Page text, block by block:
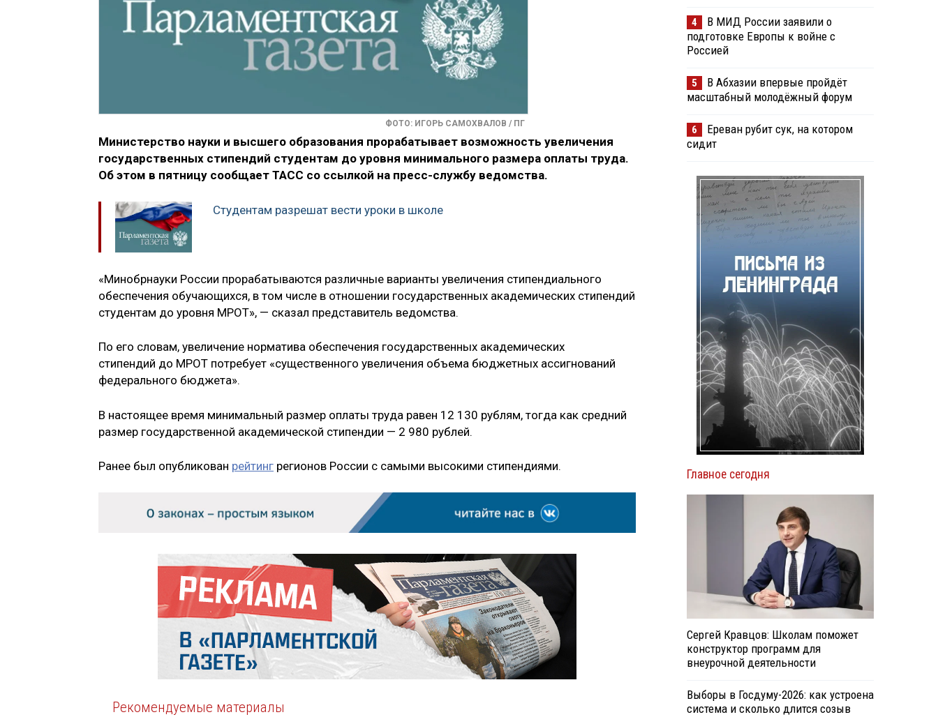
ФОТО: ИГОРЬ САМОХВАЛОВ / ПГ
Министерство науки и высшего образования прорабатывает возможность увеличения
государственных стипендий студентам до уровня минимального размера оплаты труда.
Об этом в пятницу сообщает ТАСС со ссылкой на пресс-службу ведомства.
Студентам разрешат вести уроки в школе
«Минобрнауки России прорабатываются различные варианты увеличения стипендиального
обеспечения обучающихся, в том числе в отношении государственных академических стипендий
студентам до уровня МРОТ», — сказал представитель ведомства.
По его словам, увеличение норматива обеспечения государственных академических
стипендий до МРОТ потребует «существенного увеличения объема бюджетных ассигнований
федерального бюджета».
В настоящее время минимальный размер оплаты труда равен 12 130 рублям, тогда как средний
размер государственной академической стипендии — 2 980 рублей.
Ранее был опубликован рейтинг регионов России с самыми высокими стипендиями.
Рекомендуемые материалы
4
В МИД России заявили о
подготовке Европы к войне с
Россией
5
В Абхазии впервые пройдёт
масштабный молодёжный форум
6
Ереван рубит сук, на котором
сидит
Главное сегодня
Сергей Кравцов: Школам поможет
конструктор программ для
внеурочной деятельности
Выборы в Госдуму-2026: как устроена
система и сколько длится созыв